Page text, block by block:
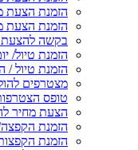
הזמנת הצעת
הזמנת הצעת
בקשה להצעת
הזמנת טיול/
הזמנת טיול /
מצטרפים
טופס
הצעת מחיר
הזמנת
הזמנת